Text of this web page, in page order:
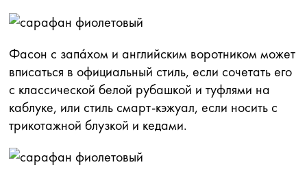
Фасон с запа́хом и английским воротником может
вписаться в официальный стиль, если сочетать его
с классической белой рубашкой и туфлями на
каблуке, или стиль смарт-кэжуал, если носить с
трикотажной блузкой и кедами.